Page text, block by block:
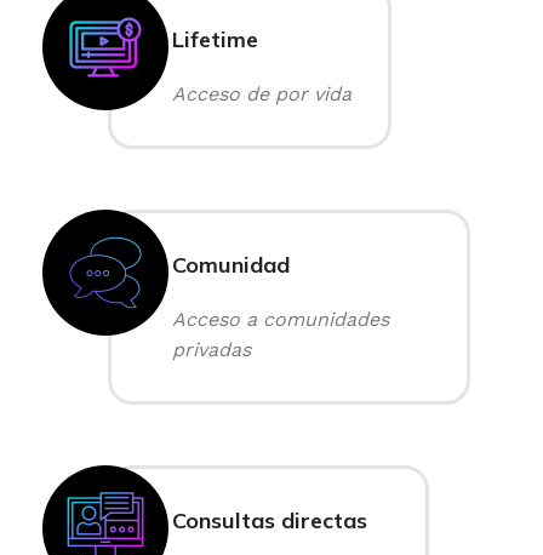
Lifetime
Acceso de por vida
Comunidad
Acceso a comunidades
privadas
Consultas directas